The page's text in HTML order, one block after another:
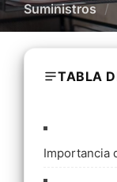
Suministros
TABLA
Importancia